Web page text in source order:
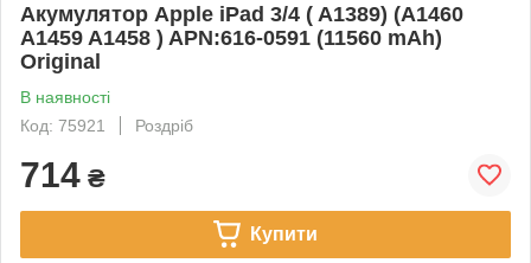
Акумулятор Apple iPad 3/4 ( A1389) (A1460
A1459 A1458 ) APN:616-0591 (11560 mAh)
Original
В наявності
Код: 75921
Роздріб
714 ₴
Купити